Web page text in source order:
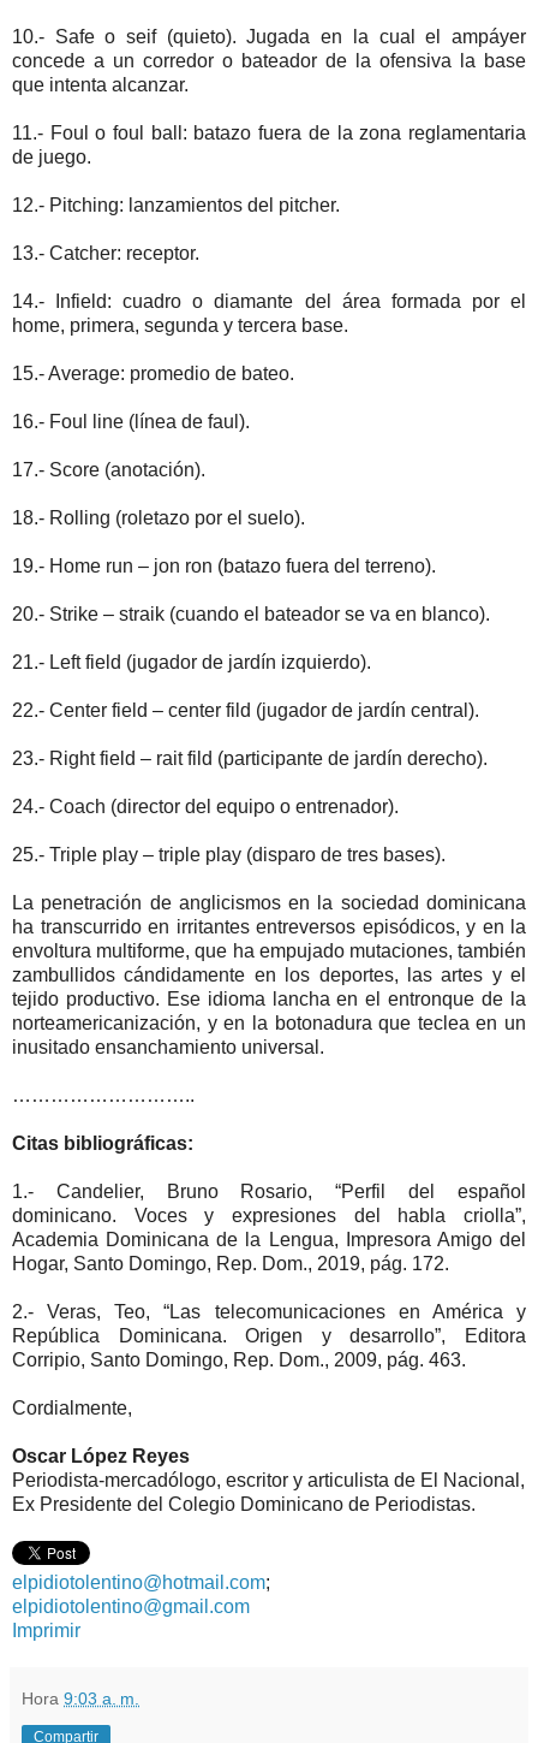
10.- Safe o seif (quieto). Jugada en la cual el ampáyer
concede a un corredor o bateador de la ofensiva la base
que intenta alcanzar.
11.- Foul o foul ball: batazo fuera de la zona reglamentaria
de juego.
12.- Pitching: lanzamientos del pitcher.
13.- Catcher: receptor.
14.- Infield: cuadro o diamante del área formada por el
home, primera, segunda y tercera base.
15.- Average: promedio de bateo.
16.- Foul line (línea de faul).
17.- Score (anotación).
18.- Rolling (roletazo por el suelo).
19.- Home run – jon ron (batazo fuera del terreno).
20.- Strike – straik (cuando el bateador se va en blanco).
21.- Left field (jugador de jardín izquierdo).
22.- Center field – center fild (jugador de jardín central).
23.- Right field – rait fild (participante de jardín derecho).
24.- Coach (director del equipo o entrenador).
25.- Triple play – triple play (disparo de tres bases).
La penetración de anglicismos en la sociedad dominicana
ha transcurrido en irritantes entreversos episódicos, y en la
envoltura multiforme, que ha empujado mutaciones, también
zambullidos cándidamente en los deportes, las artes y el
tejido productivo. Ese idioma lancha en el entronque de la
norteamericanización, y en la botonadura que teclea en un
inusitado ensanchamiento universal.
………………………..
Citas bibliográficas:
1.- Candelier, Bruno Rosario, “Perfil del español
dominicano. Voces y expresiones del habla criolla”,
Academia Dominicana de la Lengua, Impresora Amigo del
Hogar, Santo Domingo, Rep. Dom., 2019, pág. 172.
2.- Veras, Teo, “Las telecomunicaciones en América y
República Dominicana. Origen y desarrollo”, Editora
Corripio, Santo Domingo, Rep. Dom., 2009, pág. 463.
Cordialmente,
Oscar López Reyes
Periodista-mercadólogo, escritor y articulista de El Nacional,
Ex Presidente del Colegio Dominicano de Periodistas.
elpidiotolentino@hotmail.com;
elpidiotolentino@gmail.com
Imprimir
Hora 9:03 a. m.
Compartir